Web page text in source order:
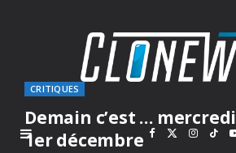
F I T
CRITIQUES
Demain c’est … mercredi
1er décembre